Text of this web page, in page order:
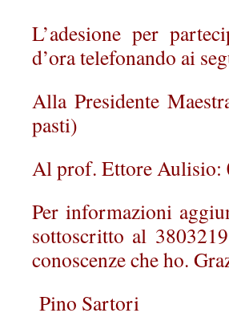
L’adesione per
d’ora telefonando ai
Alla Presidente
pasti)
Al prof. Ettore Aulisio:
Per informazioni
sottoscritto al
conoscenze che ho.
Pino Sartori